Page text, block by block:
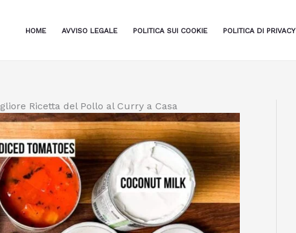
HOME AVVISO LEGALE POLITICA SUI COOKIE POLITICA DI PRIVACY
Ricetta del Pollo al Curry a Casa